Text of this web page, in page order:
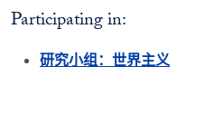
Participating in:
研究小组：世界主义